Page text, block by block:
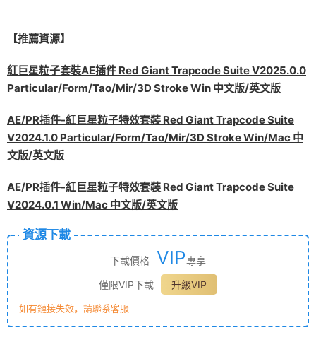
【推薦資源】
紅巨星粒子套裝AE插件 Red Giant Trapcode Suite V2025.0.0
Particular/Form/Tao/Mir/3D Stroke Win 中文版/英文版
AE/PR插件-紅巨星粒子特效套裝 Red Giant Trapcode Suite
V2024.1.0 Particular/Form/Tao/Mir/3D Stroke Win/Mac 中
文版/英文版
AE/PR插件-紅巨星粒子特效套裝 Red Giant Trapcode Suite
V2024.0.1 Win/Mac 中文版/英文版
資源下載
下載價格 VIP專享
僅限VIP下載
升級VIP
如有鏈接失效，請聯系客服